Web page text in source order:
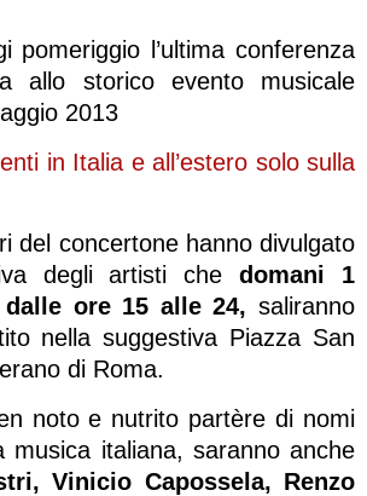
pomeriggio l’ultima conferenza
allo storico evento musicale
2013
in Italia e all’estero solo sulla
del concertone hanno divulgato
degli artisti che domani 1
dalle ore 15 alle 24, saliranno
nella suggestiva Piazza San
di Roma.
noto e nutrito partère di nomi
musica italiana, saranno anche
Vinicio Capossela, Renzo